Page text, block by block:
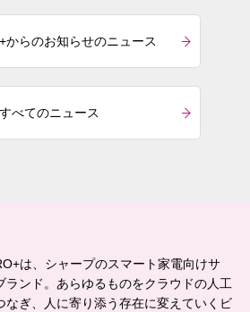
からのお知らせのニュース
すべてのニュース
は、シャープのスマート家電向けサ
ランド。 あらゆるものをクラウドの人工
ぎ、
人に寄り添う存在に変えていくビ